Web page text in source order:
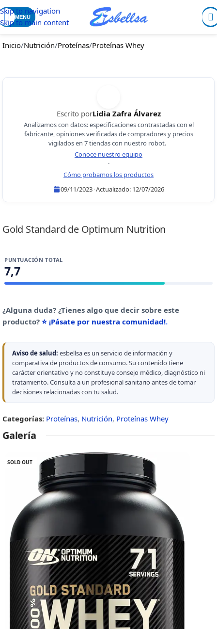
Skip to navigation
Skip to main content
MENU
Inicio/Nutrición/Proteínas/Proteínas Whey
Escrito porLidia Zafra Álvarez
Analizamos con datos: especificaciones contrastadas con el
fabricante, opiniones verificadas de compradores y precios
vigilados en 7 tiendas con nuestro robot.
Conoce nuestro equipo
·
Cómo probamos los productos
09/11/2023·Actualizado: 12/07/2026
Gold Standard de Optimum Nutrition
PUNTUACIÓN TOTAL
7,7
¿Alguna duda? ¿Tienes algo que decir sobre este
producto? ⭐ ¡Pásate por nuestra comunidad!.
Aviso de salud: esbellsa es un servicio de información y
comparativa de productos de consumo. Su contenido tiene
carácter orientativo y no constituye consejo médico, diagnóstico ni
tratamiento. Consulta a un profesional sanitario antes de tomar
decisiones relacionadas con tu salud.
Categorías: Proteínas, Nutrición, Proteínas Whey
Galería
SOLD OUT